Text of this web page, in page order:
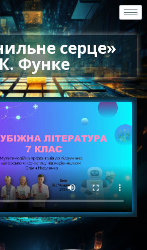
серце»
Функе